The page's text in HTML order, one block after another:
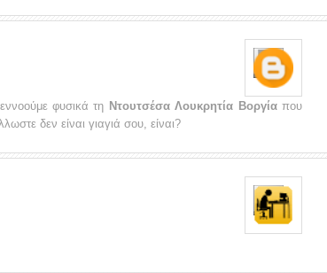
φυσικά τη Ντουτσέσα Λουκρητία Βοργίαπου
δεν είναι γιαγιά σου, είναι?